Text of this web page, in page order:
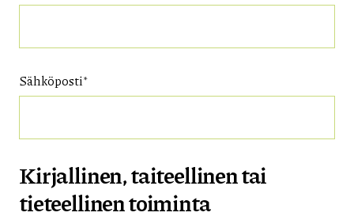
Sähköposti*
Kirjallinen, taiteellinen tai
tieteellinen toiminta